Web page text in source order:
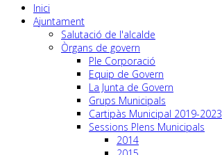
Inici
Ajuntament
Salutació de l'alcalde
Òrgans de govern
Ple Corporació
Equip de Govern
La Junta de Govern
Grups Municipals
Cartipàs Municipal 2019-2023
Sessions Plens Municipals
2014